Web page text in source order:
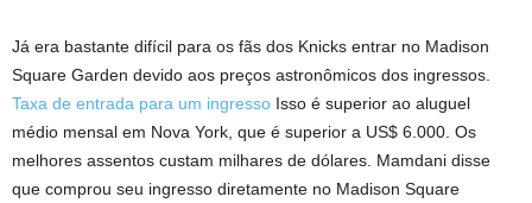
Já era bastante difícil para os fãs dos Knicks entrar no Madison
Square Garden devido aos preços astronômicos dos ingressos.
Taxa de entrada para um ingresso Isso é superior ao aluguel
médio mensal em Nova York, que é superior a US$ 6.000. Os
melhores assentos custam milhares de dólares. Mamdani disse
que comprou seu ingresso diretamente no Madison Square